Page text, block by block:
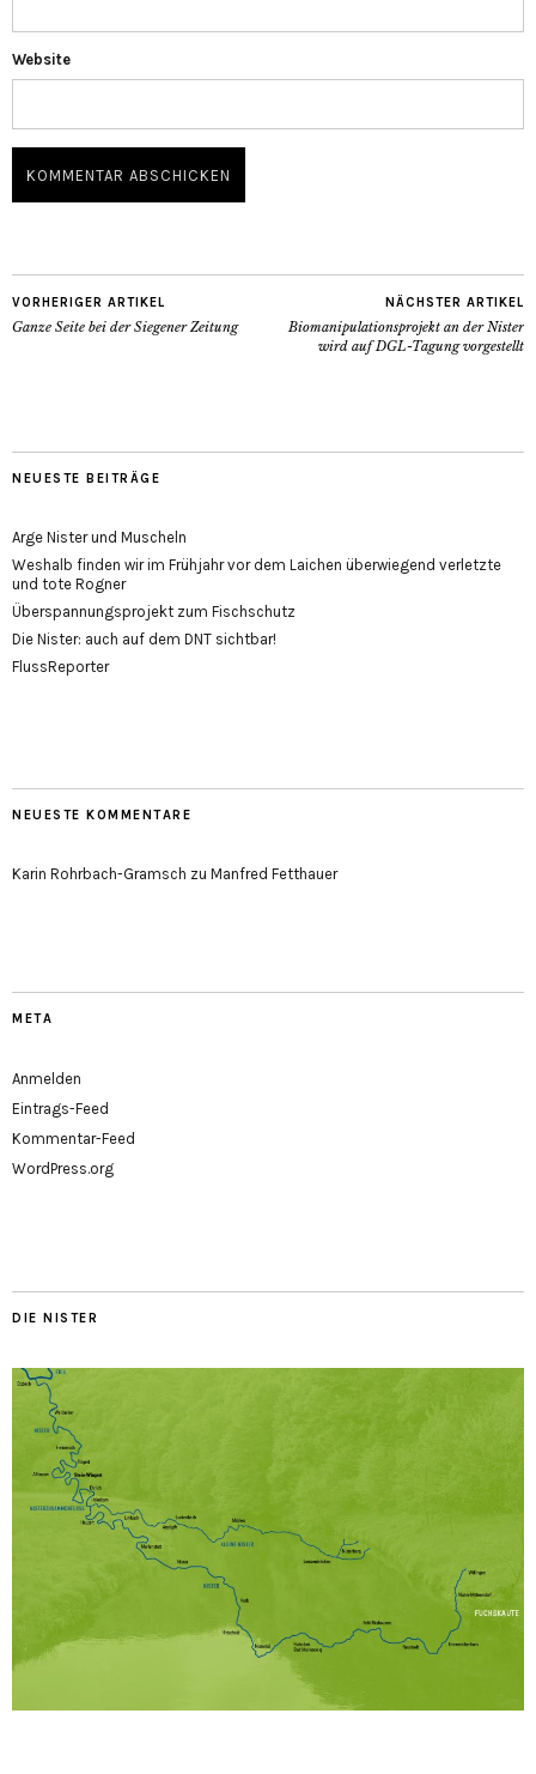
Website
VORHERIGER ARTIKEL
Ganze Seite bei der Siegener Zeitung
NÄCHSTER ARTIKEL
Biomanipulationsprojekt an der Nister
wird auf DGL-Tagung vorgestellt
NEUESTE BEITRÄGE
Arge Nister und Muscheln
Weshalb finden wir im Frühjahr vor dem Laichen überwiegend verletzte
und tote Rogner
Überspannungsprojekt zum Fischschutz
Die Nister: auch auf dem DNT sichtbar!
FlussReporter
NEUESTE KOMMENTARE
Karin Rohrbach-Gramsch zu Manfred Fetthauer
META
Anmelden
Eintrags-Feed
Kommentar-Feed
WordPress.org
DIE NISTER